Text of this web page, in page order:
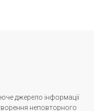
джерело інформації
неповторного